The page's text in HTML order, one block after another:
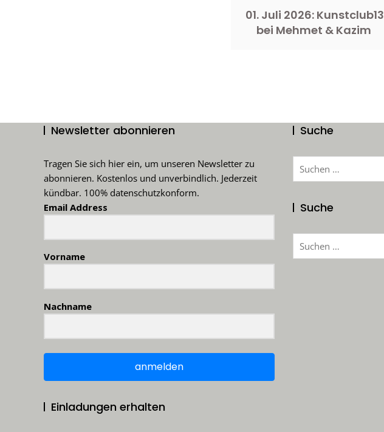
01. Juli 2026: Kunstclub13
bei Mehmet & Kazim
Newsletter abonnieren
Tragen Sie sich hier ein, um unseren Newsletter zu
abonnieren. Kostenlos und unverbindlich. Jederzeit
kündbar. 100% datenschutzkonform.
Email Address
Vorname
Nachname
anmelden
Einladungen erhalten
Suche
Suchen
Suche
Suchen